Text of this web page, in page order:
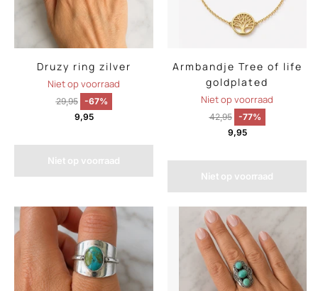
Druzy ring zilver
Niet op voorraad
29,95
-67%
9,95
Niet op voorraad
Armbandje Tree of life
goldplated
Niet op voorraad
42,95
-77%
9,95
Niet op voorraad